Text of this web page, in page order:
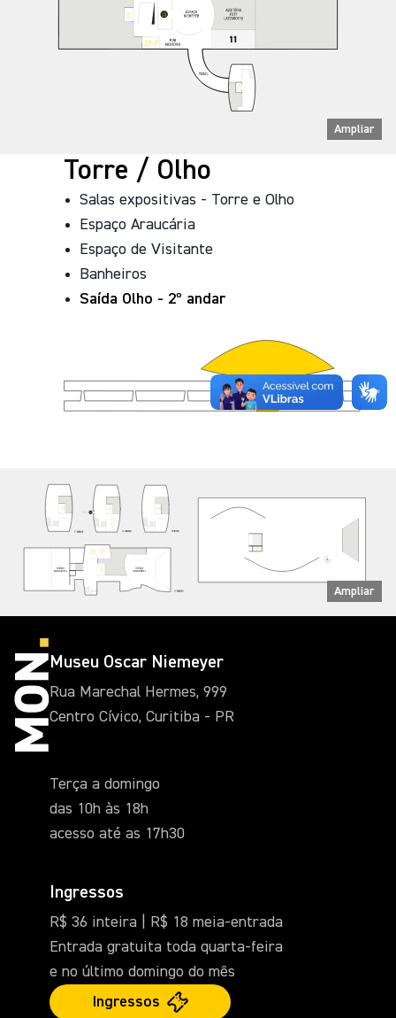
Ampliar
Torre / Olho
Salas expositivas - Torre e Olho
Espaço Araucária
Espaço de Visitante
Banheiros
Saída Olho - 2º andar
Ampliar
Museu Oscar Niemeyer
Rua Marechal Hermes, 999
Centro Cívico, Curitiba - PR
Terça a domingo
das 10h às 18h
acesso até as 17h30
Ingressos
R$ 36 inteira | R$ 18 meia-entrada
Entrada gratuita toda quarta-feira
e no último domingo do mês
Ingressos